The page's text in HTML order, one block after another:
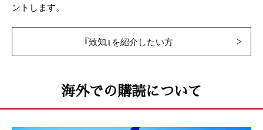
ントします。
『致知』を紹介したい方
海外での購読について